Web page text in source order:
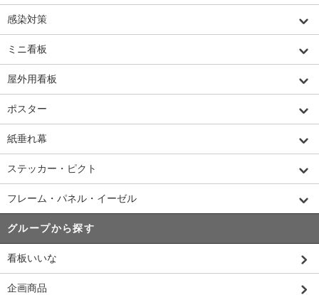
感染対策
ミニ看板
屋外用看板
ポスター
紙垂れ幕
ステッカー・ピクト
フレーム・パネル・イーゼル
グループから探す
看板いいな
企画商品